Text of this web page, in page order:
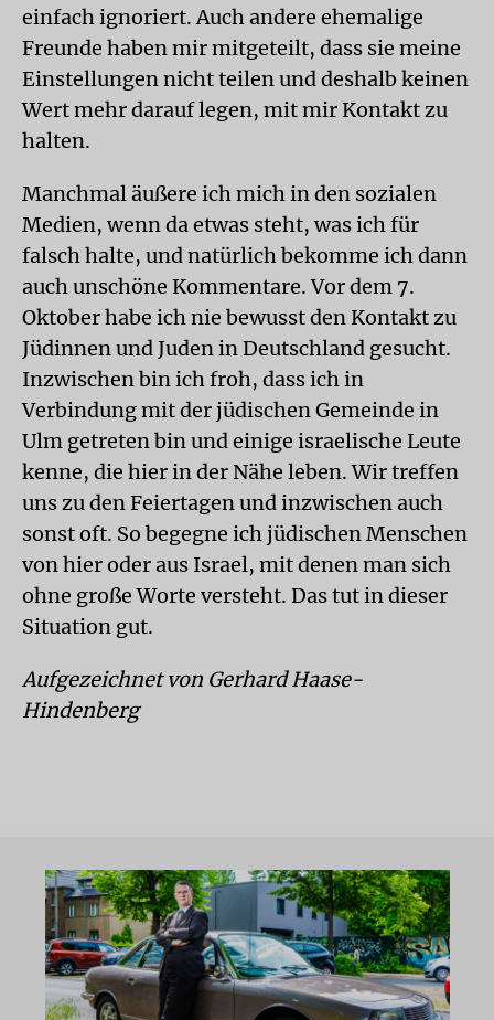
einfach ignoriert. Auch andere ehemalige
Freunde haben mir mitgeteilt, dass sie meine
Einstellungen nicht teilen und deshalb keinen
Wert mehr darauf legen, mit mir Kontakt zu
halten.
Manchmal äußere ich mich in den sozialen
Medien, wenn da etwas steht, was ich für
falsch halte, und natürlich bekomme ich dann
auch unschöne Kommentare. Vor dem 7.
Oktober habe ich nie bewusst den Kontakt zu
Jüdinnen und Juden in Deutschland gesucht.
Inzwischen bin ich froh, dass ich in
Verbindung mit der jüdischen Gemeinde in
Ulm getreten bin und einige israelische Leute
kenne, die hier in der Nähe leben. Wir treffen
uns zu den Feiertagen und inzwischen auch
sonst oft. So begegne ich jüdischen Menschen
von hier oder aus Israel, mit denen man sich
ohne große Worte versteht. Das tut in dieser
Situation gut.
Aufgezeichnet von Gerhard Haase-
Hindenberg